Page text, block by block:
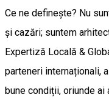
Ce ne definește? Nu
și cazări; suntem
Expertiză Locală &
parteneri internaționali,
bune condiții, oriunde ai